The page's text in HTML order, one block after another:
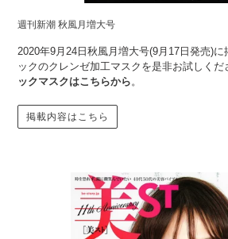
週刊新潮 秋風月増大号
2020年9月24日秋風月増大号(9月17日発売)
ックのクレンゼ加工マスクを是非お試しく
ックマスクはこちらから 。
掲載内容はこちら